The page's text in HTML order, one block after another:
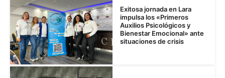
Exitosa jornada en Lara
impulsa los «Primeros
Auxilios Psicológicos y
Bienestar Emocional» ante
situaciones de crisis